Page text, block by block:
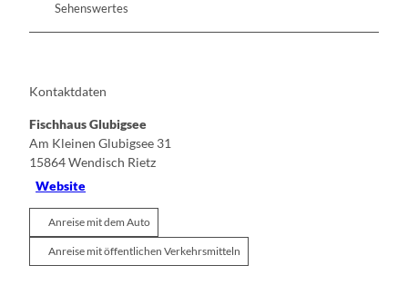
Sehenswertes
Kontaktdaten
Fischhaus Glubigsee
Am Kleinen Glubigsee 31
15864Wendisch Rietz
Website
Anreise mit dem Auto
Anreise mit öffentlichen Verkehrsmitteln